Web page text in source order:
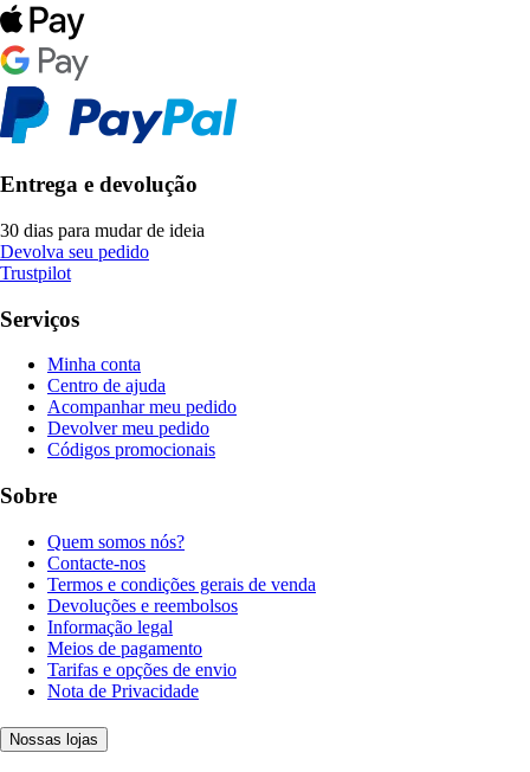
Entrega e devolução
30 dias para mudar de ideia
Devolva seu pedido
Trustpilot
Serviços
Minha conta
Centro de ajuda
Acompanhar meu pedido
Devolver meu pedido
Códigos promocionais
Sobre
Quem somos nós?
Contacte-nos
Termos e condições gerais de venda
Devoluções e reembolsos
Informação legal
Meios de pagamento
Tarifas e opções de envio
Nota de Privacidade
Nossas lojas